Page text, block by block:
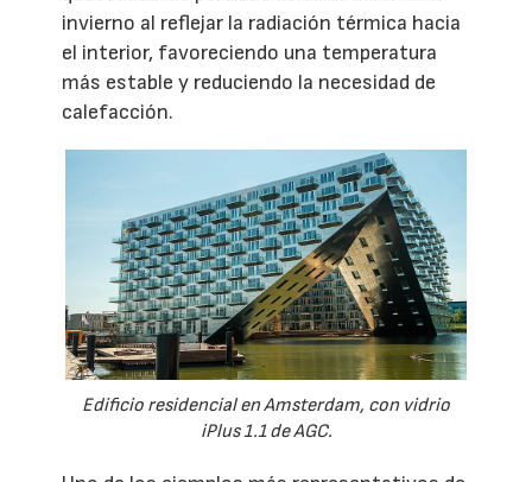
invierno al reflejar la radiación térmica hacia
el interior, favoreciendo una temperatura
más estable y reduciendo la necesidad de
calefacción.
Edificio residencial en Amsterdam, con vidrio
iPlus 1.1 de AGC.